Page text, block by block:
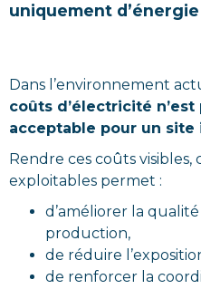
uniquement d’énergie
Dans l’environnement
coûts d’électricité
acceptable pour un site
Rendre ces coûts
exploitables permet :
d’améliorer la
production,
de réduire
de renforcer la